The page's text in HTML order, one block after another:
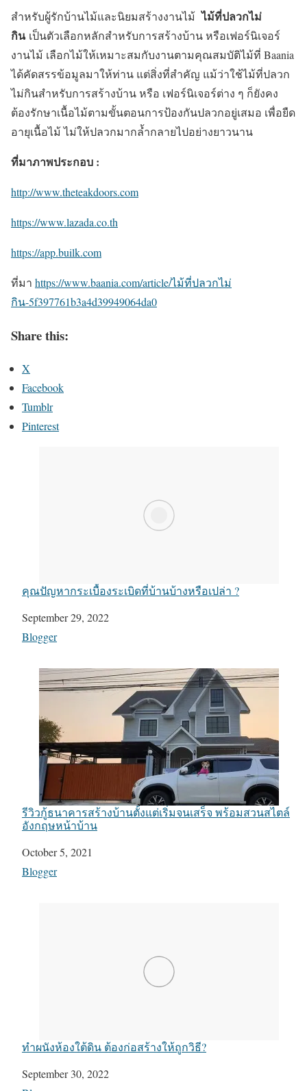
สำหรับผู้รักบ้านไม้และนิยมสร้างงานไม้ไม้ที่ปลวกไม่
กิน เป็นตัวเลือกหลักสำหรับการสร้างบ้าน หรือเฟอร์นิเจอร์
งานไม้ เลือกไม้ให้เหมาะสมกับงานตามคุณสมบัติไม้ที่ Baania
ได้คัดสรรข้อมูลมาให้ท่าน แต่สิ่งที่สำคัญ แม้ว่าใช้ไม้ที่ปลวก
ไม่กินสำหรับการสร้างบ้าน หรือ เฟอร์นิเจอร์ต่าง ๆ ก็ยังคง
ต้องรักษาเนื้อไม้ตามขั้นตอนการป้องกันปลวกอยู่เสมอ เพื่อยืด
อายุเนื้อไม้ ไม่ให้ปลวกมากล้ำกลายไปอย่างยาวนาน
ที่มาภาพประกอบ :
http://www.theteakdoors.com
https://www.lazada.co.th
https://app.builk.com
ที่มา https://www.baania.com/article/ไม้ที่ปลวกไม่
กิน-5f397761b3a4d39949064da0
Share this:
X
Facebook
Tumblr
Pinterest
คุณปัญหากระเบื้องระเบิดที่บ้านบ้างหรือเปล่า ?
Date
September 29, 2022
In relation to
Blogger
รีวิวกู้ธนาคารสร้างบ้านตั้งแต่เริ่มจนเสร็จ พร้อมสวนสไตล์
อังกฤษหน้าบ้าน
Date
October 5, 2021
In relation to
Blogger
ทำผนังห้องใต้ดิน ต้องก่อสร้างให้ถูกวิธี?
Date
September 30, 2022